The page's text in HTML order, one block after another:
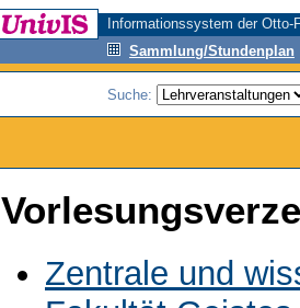
Informationssystem der
Sammlung/Stundenplan
Suche:
Zentrale und